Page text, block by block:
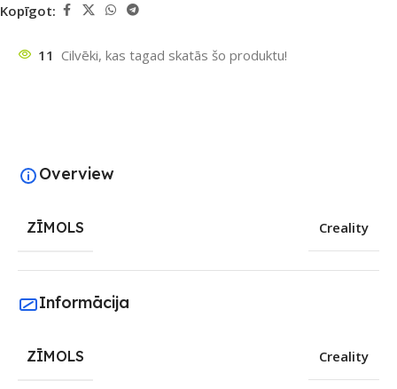
Kopīgot:
11 Cilvēki, kas tagad skatās šo produktu!
Overview
ZĪMOLS Creality
Informācija
ZĪMOLS Creality